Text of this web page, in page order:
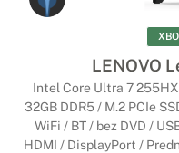
LENOVO
Intel Core Ultra 7
32GB DDR5 / M.2 PCIe
WiFi / BT / bez DVD /
HDMI / DisplayPort /